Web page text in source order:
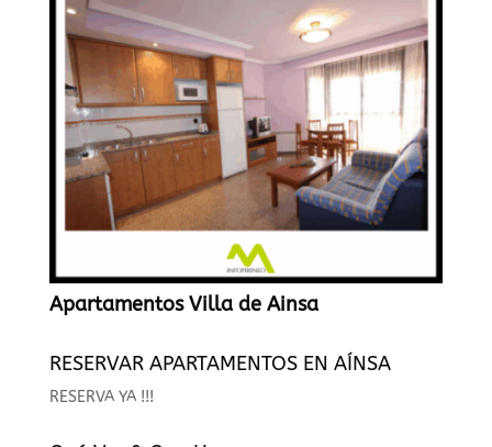
Apartamentos Villa de Ainsa
RESERVAR APARTAMENTOS EN AÍNSA
RESERVA YA !!!